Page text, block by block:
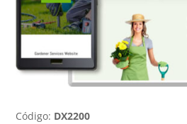
Código: DX2200